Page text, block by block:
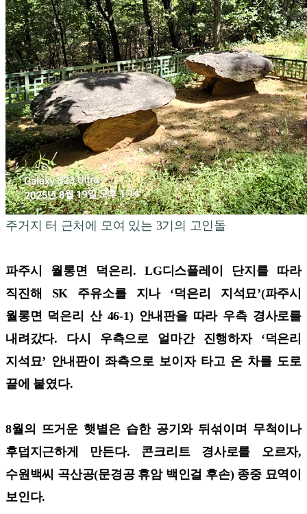
주거지 터 근처에 모여 있는 3기의 고인돌
파주시 월롱면 덕은리. LG디스플레이 단지를 따라
직진해 SK 주유소를 지나 ‘덕은리 지석묘’(파주시
월롱면 덕은리 산 46-1) 안내판을 따라 우측 경사로를
내려갔다. 다시 우측으로 얼마간 진행하자 ‘덕은리
지석묘’ 안내판이 좌측으로 보이자 타고 온 차를 도로
끝에 붙였다.
8월의 뜨거운 햇볕은 습한 공기와 뒤섞이며 무척이나
후덥지근하게 만든다. 콘크리트 경사로를 오르자,
수원백씨 곡산공(문경공 휴암 백인걸 후손) 종중 묘역이
보인다.